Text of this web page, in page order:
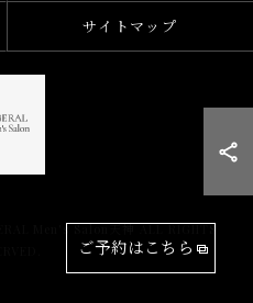
ご予約はこちら
サイトマップ
Men's Salon天神 ALL RIGHTS